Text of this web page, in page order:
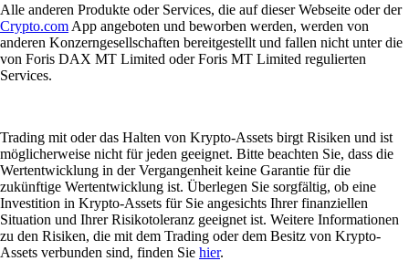
Alle anderen Produkte oder Services, die auf dieser Webseite oder der
Crypto.com App angeboten und beworben werden, werden von
anderen Konzerngesellschaften bereitgestellt und fallen nicht unter die
von Foris DAX MT Limited oder Foris MT Limited regulierten
Services.
Trading mit oder das Halten von Krypto-Assets birgt Risiken und ist
möglicherweise nicht für jeden geeignet. Bitte beachten Sie, dass die
Wertentwicklung in der Vergangenheit keine Garantie für die
zukünftige Wertentwicklung ist. Überlegen Sie sorgfältig, ob eine
Investition in Krypto-Assets für Sie angesichts Ihrer finanziellen
Situation und Ihrer Risikotoleranz geeignet ist. Weitere Informationen
zu den Risiken, die mit dem Trading oder dem Besitz von Krypto-
Assets verbunden sind, finden Sie hier.